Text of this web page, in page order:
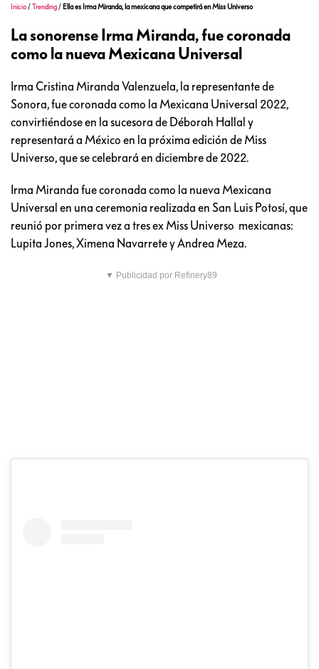
Inicio /Trending / Ella es Irma Miranda, la mexicana que competirá en Miss Universo
La sonorense Irma Miranda, fue coronada
como la nueva Mexicana Universal
Irma Cristina Miranda Valenzuela, la representante de
Sonora, fue coronada como la Mexicana Universal 2022,
convirtiéndose en la sucesora de Déborah Hallal y
representará a México en la próxima edición de Miss
Universo, que se celebrará en diciembre de 2022.
Irma Miranda fue coronada como la nueva Mexicana
Universal en una ceremonia realizada en San Luis Potosí, que
reunió por primera vez a tres ex Miss Universo mexicanas:
Lupita Jones, Ximena Navarrete y Andrea Meza.
▼ Publicidad por Refinery89